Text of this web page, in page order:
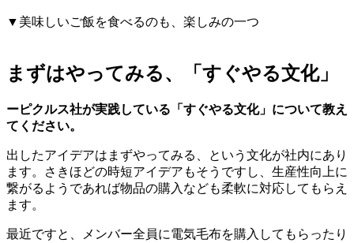
▼美味しいご飯を食べるのも、楽しみの一つ
まずはやってみる、「すぐやる文化」
ーピクルス社が実践している「すぐやる文化」について教え
てください。
出したアイデアはまずやってみる、という文化が社内にあり
ます。さきほどの時短アイデアもそうですし、生産性向上に
繋がるようであれば物品の購入なども柔軟に対応してもらえ
ます。
最近ですと、メンバー全員に電気毛布を購入してもらったり